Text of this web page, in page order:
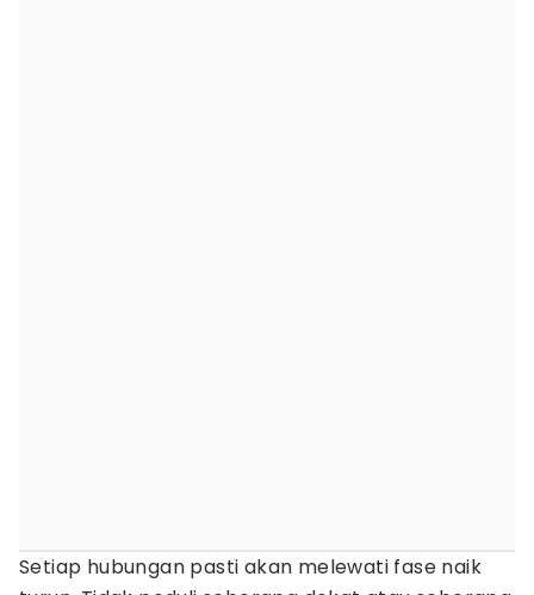
Setiap hubungan pasti akan melewati fase naik